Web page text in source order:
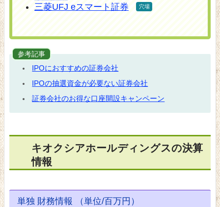
三菱UFJ eスマート証券
参考記事
IPOにおすすめの証券会社
IPOの抽選資金が必要ない証券会社
証券会社のお得な口座開設キャンペーン
キオクシアホールディングスの決算
情報
単独 財務情報 （単位/百万円）